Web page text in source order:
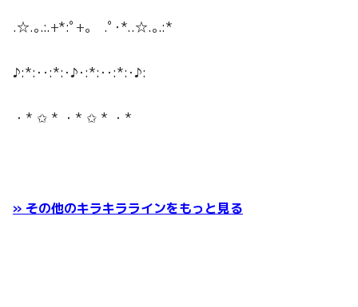
.☆.｡.:.+*:ﾟ+｡ .ﾟ･*..☆.｡.:*
♪:*:･･:*:･♪･:*:･･:*:･♪:
・* ✩ * ・* ✩ * ・*
» その他のキラキララインをもっと見る